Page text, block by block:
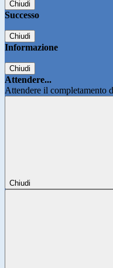
Chiudi
Successo
Chiudi
Informazione
Chiudi
Attendere...
Attendere il completamento
Chiudi